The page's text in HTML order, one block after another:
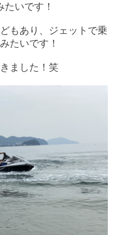
いです！
もあり、ジェットで乗
たいです！
ました！笑